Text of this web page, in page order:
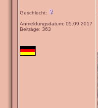
Geschlecht:
Anmeldungsdatum: 05.09.2017
Beiträge: 363